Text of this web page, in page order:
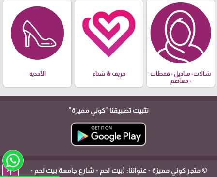
شالات- مناديل - قمطات
- معاصم
خريف & شتاء الأحذية
تثبيت تطبيقنا "كوني مميزة"
© متجر كوني مميزة - عنواننا: (بيت لحم - شارع جامعة بيت لحم -
arrow_upward